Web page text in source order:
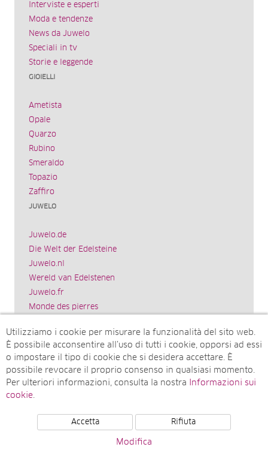
Interviste e esperti
Moda e tendenze
News da Juwelo
Speciali in tv
Storie e leggende
GIOIELLI
Ametista
Opale
Quarzo
Rubino
Smeraldo
Topazio
Zaffiro
JUWELO
Juwelo.de
Die Welt der Edelsteine
Juwelo.nl
Wereld van Edelstenen
Juwelo.fr
Monde des pierres
El mundo de las piedras preciosas
Rocks & Co.
World of Gemstones
Juwelo.com
Ädelstenarnas Värld
© Juwelo Deutschland GmbH (societá controllata dalla
Utilizziamo i cookie per misurare la funzionalità del sito web.
È possibile acconsentire all’uso di tutti i cookie, opporsi ad essi
o impostare il tipo di cookie che si desidera accettare. È
possibile revocare il proprio consenso in qualsiasi momento.
Per ulteriori informazioni, consulta la nostra
Informazioni sui
cookie.
Accetta Rifiuta
Modifica